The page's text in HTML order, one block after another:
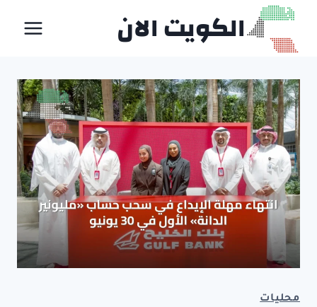
التجاوز
المحتوى
الكويت الان
محليات